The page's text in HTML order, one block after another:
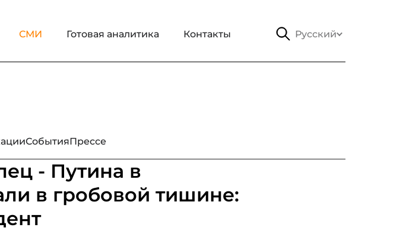
СМИ Готовая аналитика Контакты Русский
СобытияПрессе
- Путина в
в гробовой тишине: